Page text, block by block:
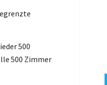
500
500 Zimmer